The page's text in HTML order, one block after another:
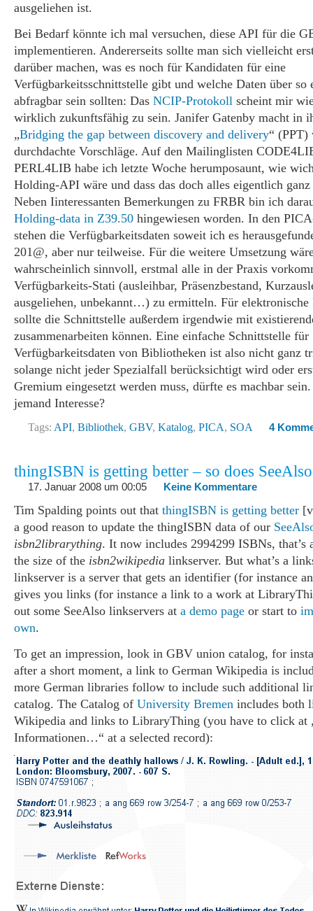
ausgeliehen ist.
Bei Bedarf könnte ich mal versuchen, diese API für die
implementieren. Andererseits sollte man sich vielleicht
darüber machen, was es noch für Kandidaten für eine
Verfügbarkeitsschnittstelle gibt und welche Daten über so
abfragbar sein sollten: Das NCIP-Protokoll scheint mir
wirklich zukunftsfähig zu sein. Janifer Gatenby macht in
„Bridging the gap between discovery and delivery“ (PPT)
durchdachte Vorschläge. Auf den Mailinglisten
PERL4LIB habe ich letzte Woche herumposaunt, wie
Holding-API wäre und dass das doch alles eigentlich
Neben Iinteressanten Bemerkungen zu FRBR bin ich
Holding-data in Z39.50 hingewiesen worden. In den
stehen die Verfügbarkeitsdaten soweit ich es
201@, aber nur teilweise. Für die weitere Umsetzung
wahrscheinlich sinnvoll, erstmal alle in der Praxis
Verfügbarkeits-Stati (ausleihbar, Präsenzbestand,
ausgeliehen, unbekannt…) zu ermitteln. Für elektronische
sollte die Schnittstelle außerdem irgendwie mit
zusammenarbeiten können. Eine einfache Schnittstelle für
Verfügbarkeitsdaten von Bibliotheken ist also nicht ganz
solange nicht jeder Spezialfall berücksichtigt wird oder
Gremium eingesetzt werden muss, dürfte es machbar
jemand Interesse?
Tags: API, Bibliothek, GBV, Katalog, PICA, SOA 4
thingISBN is getting better – so does SeeAlso
17. Januar 2008 um 00:05 Keine Kommentare
Tim Spalding points out that thingISBN is getting better
a good reason to update the thingISBN data of our
isbn2librarything. It now includes 2994299 ISBNs, that’s
the size of the isbn2wikipedia linkserver. But what’s a
linkserver is a server that gets an identifier (for instance
gives you links (for instance a link to a work at
out some SeeAlso linkservers at a demo page or start to
own.
To get an impression, look in GBV union catalog, for
after a short moment, a link to German Wikipedia is
more German libraries follow to include such additional
catalog. The Catalog of University Bremen includes both
Wikipedia and links to LibraryThing (you have to click at
Informationen…“ at a selected record):